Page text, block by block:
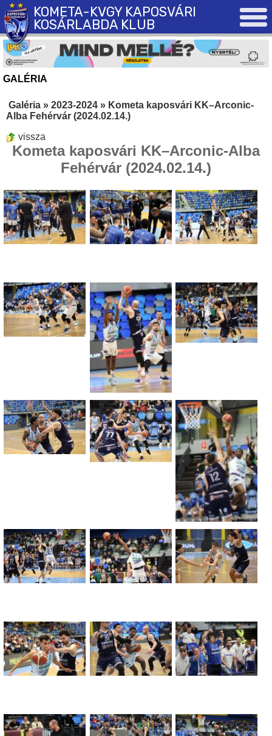
KOMETA-KVGY KAPOSVÁRI
KOSÁRLABDA KLUB
GALÉRIA
Galéria » 2023-2024 » Kometa kaposvári KK–Arconic-
Alba Fehérvár (2024.02.14.)
vissza
Kometa kaposvári KK–Arconic-Alba
Fehérvár (2024.02.14.)